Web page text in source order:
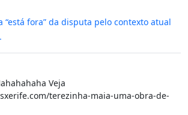
“está fora” da disputa pelo contexto atual
Veja
terezinha-maia-uma-obra-de-